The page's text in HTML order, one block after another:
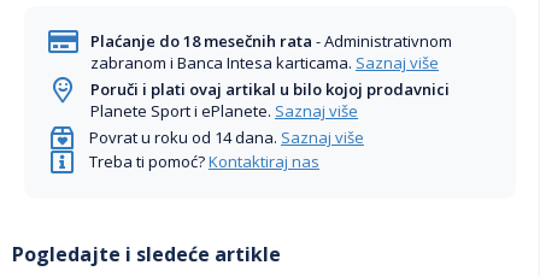
Plaćanje do 18 mesečnih rata - Administrativnom
zabranom i Banca Intesa karticama. Saznaj više
Poruči i plati ovaj artikal u bilo kojoj prodavnici
Planete Sport i ePlanete. Saznaj više
Povrat u roku od 14 dana. Saznaj više
Treba ti pomoć?Kontaktiraj nas
Pogledajte i sledeće artikle